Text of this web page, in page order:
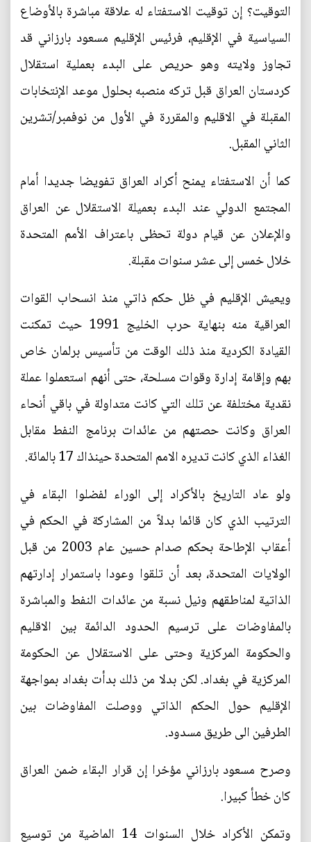
التوقيت؟ إن توقيت الاستفتاء له علاقة مباشرة بالأوضاع
السياسية في الإقليم، فرئيس الإقليم مسعود بارزاني قد
تجاوز ولايته وهو حريص على البدء بعملية استقلال
كردستان العراق قبل تركه منصبه بحلول موعد الإنتخابات
المقبلة في الاقليم والمقررة في الأول من نوفمبر/تشرين
الثاني المقبل.
كما أن الاستفتاء يمنح أكراد العراق تفويضا جديدا أمام
المجتمع الدولي عند البدء بعميلة الاستقلال عن العراق
والإعلان عن قيام دولة تحظى باعتراف الأمم المتحدة
خلال خمس إلى عشر سنوات مقبلة.
ويعيش الإقليم في ظل حكم ذاتي منذ انسحاب القوات
العراقية منه بنهاية حرب الخليج 1991 حيث تمكنت
القيادة الكردية منذ ذلك الوقت من تأسيس برلمان خاص
بهم وإقامة إدارة وقوات مسلحة، حتى أنهم استعملوا عملة
نقدية مختلفة عن تلك التي كانت متداولة في باقي أنحاء
العراق وكانت حصتهم من عائدات برنامج النفط مقابل
الغذاء الذي كانت تديره الامم المتحدة حينذاك 17 بالمائة.
ولو عاد التاريخ بالأكراد إلى الوراء لفضلوا البقاء في
الترتيب الذي كان قائما بدلاً من المشاركة في الحكم في
أعقاب الإطاحة بحكم صدام حسين عام 2003 من قبل
الولايات المتحدة، بعد أن تلقوا وعودا باستمرار إدارتهم
الذاتية لمناطقهم ونيل نسبة من عائدات النفط والمباشرة
بالمفاوضات على ترسيم الحدود الدائمة بين الاقليم
والحكومة المركزية وحتى على الاستقلال عن الحكومة
المركزية في بغداد. لكن بدلا من ذلك بدأت بغداد بمواجهة
الإقليم حول الحكم الذاتي ووصلت المفاوضات بين
الطرفين الى طريق مسدود.
وصرح مسعود بارزاني مؤخرا إن قرار البقاء ضمن العراق
كان خطأ كبيرا.
وتمكن الأكراد خلال السنوات 14 الماضية من توسيع